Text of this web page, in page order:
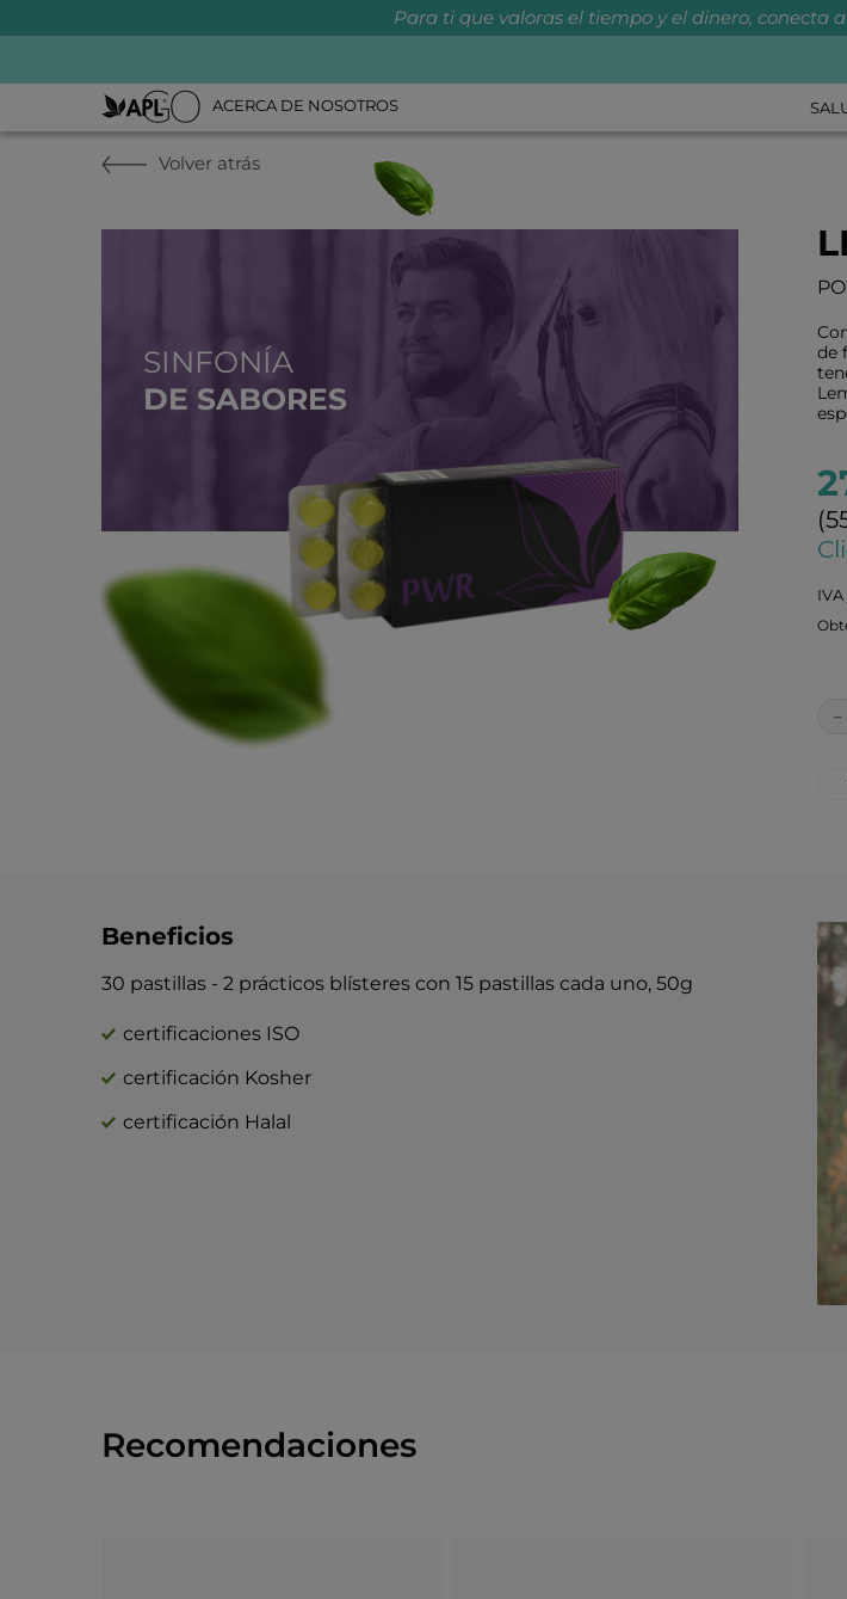
Para ti que valoras el tiempo y el dinero, conecta a
ACERCA DE NOSOTROS
Volver atrás
SINFONÍA
DE SABORES
de
−
Beneficios
30 pastillas - 2 prácticos blísteres con 15 pastillas cada uno, 50g
certificaciones ISO
certificación Kosher
certificación Halal
Recomendaciones